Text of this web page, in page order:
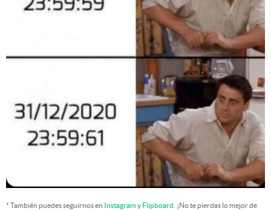
* También puedes seguirnos en Instagramy Flipboard . ¡No te pierdas lo mejor de